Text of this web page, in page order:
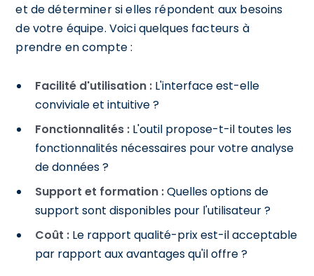
et de déterminer si elles répondent aux besoins
de votre équipe. Voici quelques facteurs à
prendre en compte :
Facilité d'utilisation : L'interface est-elle
conviviale et intuitive ?
Fonctionnalités : L'outil propose-t-il toutes les
fonctionnalités nécessaires pour votre analyse
de données ?
Support et formation :Quelles options de
support sont disponibles pour l'utilisateur ?
Coût : Le rapport qualité-prix est-il acceptable
par rapport aux avantages qu'il offre ?